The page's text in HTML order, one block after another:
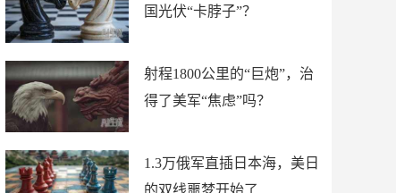
国光伏“卡脖子”？
射程1800公里的“巨炮”，治
得了美军“焦虑”吗？
1.3万俄军直插日本海，美日
的双线噩梦开始了